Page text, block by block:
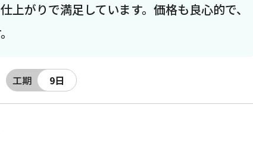
がりで満足しています。価格も良心的で、
工期 9日